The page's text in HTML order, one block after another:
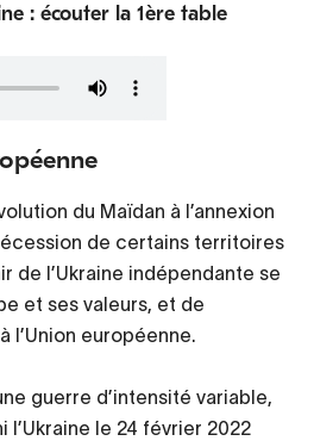
: écouter la 1ère table
du Maïdan à l’annexion
de certains territoires
de l’Ukraine indépendante se
et ses valeurs, et de
l’Union européenne.
guerre d’intensité variable,
l’Ukraine le 24 février 2022